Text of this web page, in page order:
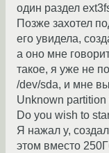
один раздел
Позже захотел
его увидела,
а оно мне
такое, я уже не
/dev/sda, и мне
Unknown partition
Do you wish to
Я нажал y,
этом вместо